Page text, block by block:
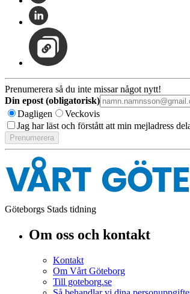
Prenumerera så du inte missar något nytt!
Din epost (obligatorisk)
Dagligen
Veckovis
Jag har läst och förstått att min mejladress
Göteborgs Stads tidning
Om oss och kontakt
Kontakt
Om Vårt Göteborg
Till goteborg.se